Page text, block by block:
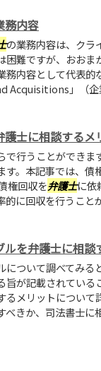
務内容
の業務内容は、クラ
困難ですが、おお
務内容として代表的
Acquisitions」（企
護士に相談するメ
行うことができま
す。本記事では、債
権回収を弁護士に依
的に回収を行うこ
ルを弁護士に相談
ついて調べてみると
旨が記載されてい
るメリットについ
べきか、司法書士に